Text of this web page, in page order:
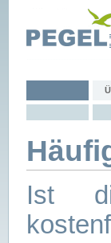
Ist